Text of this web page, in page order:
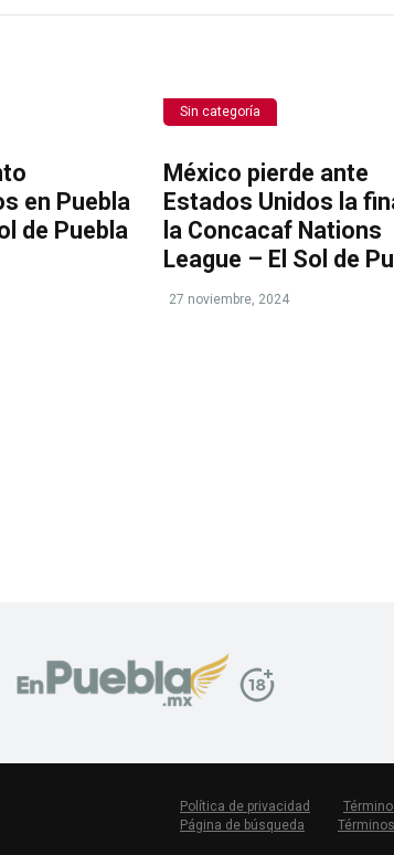
en Puebla
de Puebla
Sin categoría
México pierde ante
Estados Unidos la
la Concacaf Nations
League – El Sol de
27 noviembre, 2024
Política de privacidad
Página de búsqueda